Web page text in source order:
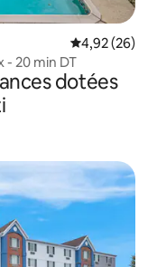
Évaluation
4,92 (26)
- 20 min DT
dotées